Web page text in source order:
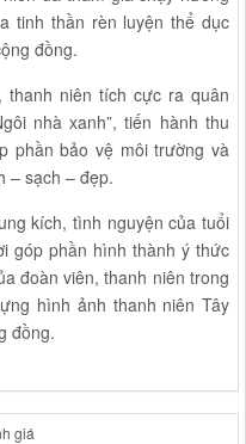
tinh thần rèn luyện thể dục
đồng.
niên tích cực ra quân
nhà xanh”, tiến hành thu
phần bảo vệ môi trường và
– sạch – đẹp.
kích, tình nguyện của tuổi
góp phần hình thành ý thức
đoàn viên, thanh niên trong
hình ảnh thanh niên Tây
đồng.
giá